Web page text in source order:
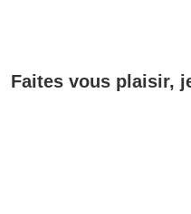
Faites vous plaisir,